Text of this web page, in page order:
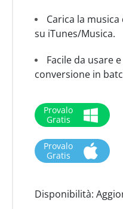
Carica la
su iTunes/Musica.
Facile da usare
conversione in
Provalo
Gratis
Provalo
Gratis
Disponibilità: